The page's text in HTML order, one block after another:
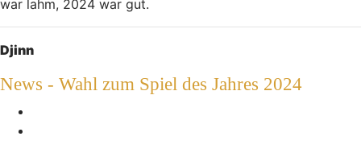
war lahm, 2024 war gut.
Djinn
News - Wahl zum Spiel des Jahres 2024